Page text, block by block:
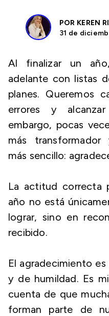
POR KEREN
31 de
Al finalizar un
adelante con listas
planes. Queremos
errores y
embargo, pocas
más
más sencillo:
La actitud correcta
año no está
lograr, sino en
recibido.
El agradecimiento
y de humildad. Es
cuenta de que
forman parte de